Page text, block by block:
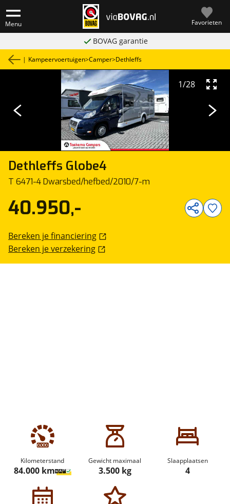
Menu Favorieten
BOVAG garantie
| Kampeervoertuigen>Camper>Dethleffs
Dethleffs Globe4
T 6471-4 Dwarsbed/hefbed/2010/7-m
1/28
Kilometerstand
84.000 km
Gewicht maximaal
3.500 kg
Slaapplaatsen
4
40.950,-
Bereken je financiering
Bereken je verzekering